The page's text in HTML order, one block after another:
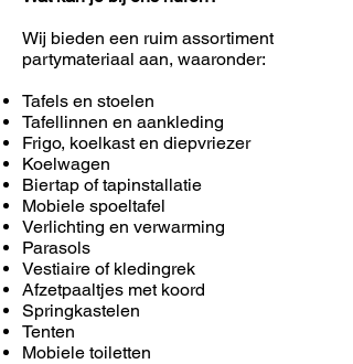
Wij bieden een ruim assortiment
partymateriaal aan, waaronder:
Tafels en stoelen
Tafellinnen en aankleding
Frigo, koelkast en diepvriezer
Koelwagen
Biertap of tapinstallatie
Mobiele spoeltafel
Verlichting en verwarming
Parasols
Vestiaire of kledingrek
Afzetpaaltjes met koord
Springkastelen
Tenten
Mobiele toiletten